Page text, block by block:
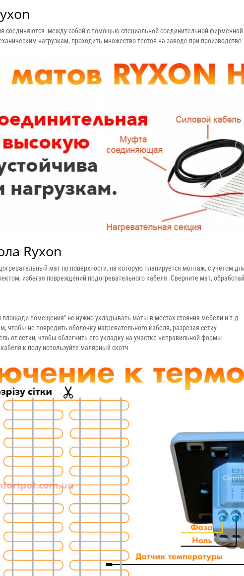
соединяются между собой с помощью специальной соединительной
нагрузкам, проходить множество тестов на заводе при производстве.
Ryxon
мат по поверхности, на которую планируется монтаж, с учетом
избегая повреждений подогревательного кабеля. Сверните мат,
помещения" не нужно укладывать маты в местах стояния мебели и т.д.
чтобы не повредить оболочку нагревательного кабеля, разрезая сетку.
от сетки, чтобы облегчить его укладку на участке неправильной формы.
к полу используйте малярный скотч.